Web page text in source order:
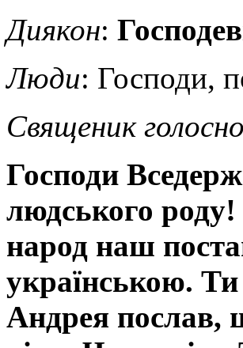
Диякон:
Люди: Господи,
Священик
Господи
людського роду!
народ наш
українською.
Андрея послав,